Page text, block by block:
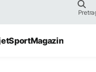
SportMagazin